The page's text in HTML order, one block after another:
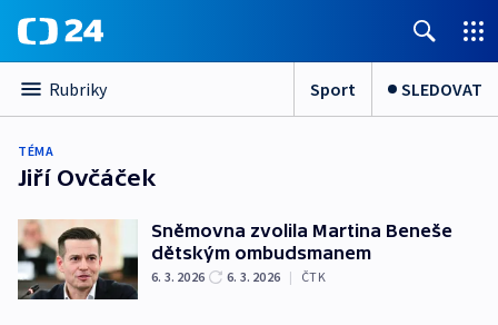
Rubriky Sport SLEDOVAT
TÉMA
Jiří Ovčáček
Sněmovna zvolila Martina Beneše
dětským ombudsmanem
6. 3. 2026 6. 3. 2026 | ČTK